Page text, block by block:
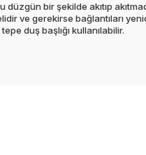
bir şekilde akıtıp
ve gerekirse bağlantıları
duş başlığı kullanılabilir.